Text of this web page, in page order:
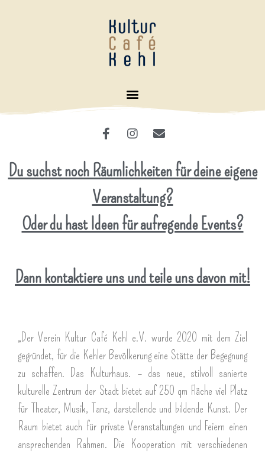
Du suchst noch Räumlichkeiten für deine eigene
Veranstaltung?
Oder du hast Ideen für aufregende Events?
Dann kontaktiere uns und teile uns davon mit!
„Der Verein Kultur Café Kehl e.V. wurde 2020 mit dem Ziel
gegründet, für die Kehler Bevölkerung eine Stätte der Begegnung
zu schaffen. Das Kulturhaus. – das neue, stilvoll sanierte
kulturelle Zentrum der Stadt bietet auf 250 qm Fläche viel Platz
für Theater, Musik, Tanz, darstellende und bildende Kunst. Der
Raum bietet auch für private Veranstaltungen und Feiern einen
ansprechenden Rahmen. Die Kooperation mit verschiedenen